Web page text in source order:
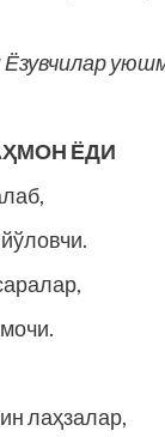
ЁДИ
лаҳзалар,